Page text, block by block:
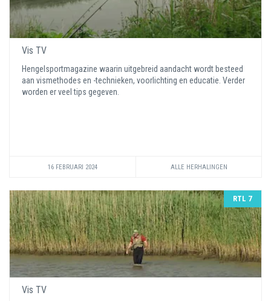
Vis TV
Hengelsportmagazine waarin uitgebreid aandacht wordt besteed
aan vismethodes en -technieken, voorlichting en educatie. Verder
worden er veel tips gegeven.
16 FEBRUARI 2024 ALLE HERHALINGEN
RTL 7
Vis TV